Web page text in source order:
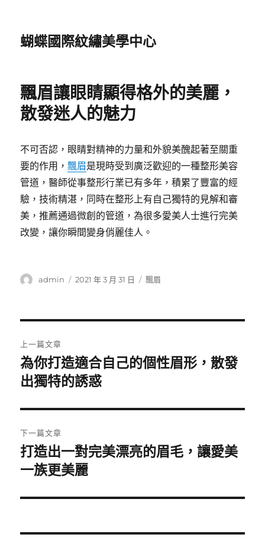
蝴蝶國際紋繡美學中心
飄眉讓眼睛顯得格外的美麗，
散發迷人的魅力
不可否認，眼睛對精神的力量和外貌美醜起著至關重
要的作用，飄眉是現時受到廣泛歡迎的一種整形美容
管道，醫師從事整形行業已有多年，積累了豐富的經
驗，技術精湛，同時在整形上有自己獨特的見解和審
美，推薦通過微創的管道，為很多愛美人士進行完美
改變，讓你瞬間變身俏麗佳人。
作
admin
發
2021 年 3 月 31 日
分
飄眉
章
導
覽
上一篇文章
上
一
文
章:
為你打造適合自己的個性眉形，散發
出獨特的誘惑
下一篇文章
下
一
文
打造出一對完美漂亮的眉毛，讓愛美
一族更美麗